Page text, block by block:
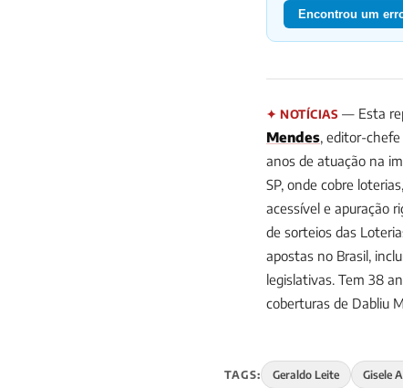
Encontrou um
✦ NOTÍCIAS — Esta
Mendes, editor-
anos de atuação na
SP, onde cobre
acessível e apuração
de sorteios das
apostas no Brasil,
legislativas. Tem 38
coberturas de Dabliu
TAGS: Geraldo Leite Gisele